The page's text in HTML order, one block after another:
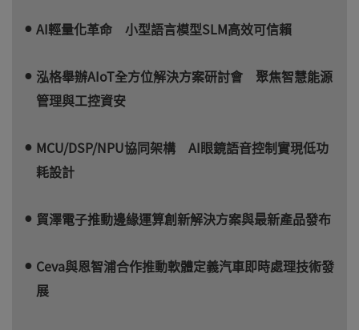
AI輕量化革命 小型語言模型SLM高效可信賴
泓格舉辦AIoT全方位解決方案研討會 聚焦智慧能源
管理與工控資安
MCU/DSP/NPU協同架構 AI眼鏡語音控制實現低功
耗設計
貿澤電子推動邊緣運算創新解決方案與最新產品發布
Ceva與恩智浦合作推動軟體定義汽車即時處理技術發
展